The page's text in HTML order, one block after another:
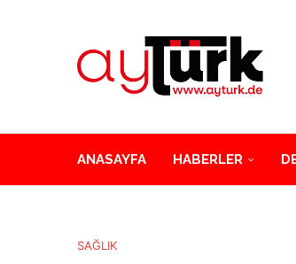
ANASAYFA HABERLER
SAĞLIK